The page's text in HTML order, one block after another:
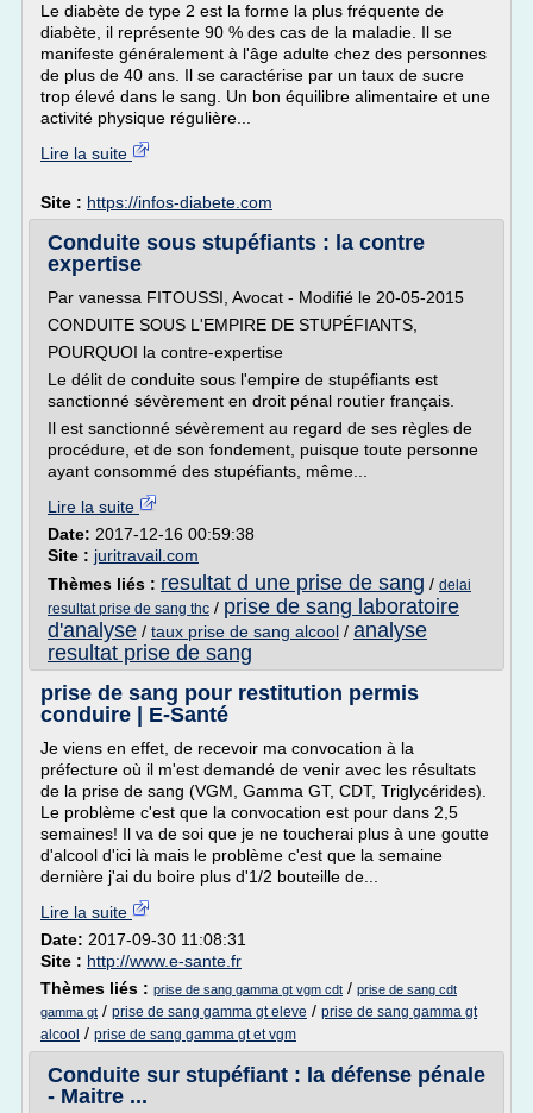
Le diabète de type 2 est la forme la plus fréquente de
diabète, il représente 90 % des cas de la maladie. Il se
manifeste généralement à l'âge adulte chez des personnes
de plus de 40 ans. Il se caractérise par un taux de sucre
trop élevé dans le sang. Un bon équilibre alimentaire et une
activité physique régulière...
Lire la suite
Site : https://infos-diabete.com
Conduite sous stupéfiants : la contre
expertise
Par vanessa FITOUSSI, Avocat - Modifié le 20-05-2015
CONDUITE SOUS L'EMPIRE DE STUPÉFIANTS,
POURQUOI la contre-expertise
Le délit de conduite sous l'empire de stupéfiants est
sanctionné sévèrement en droit pénal routier français.
Il est sanctionné sévèrement au regard de ses règles de
procédure, et de son fondement, puisque toute personne
ayant consommé des stupéfiants, même...
Lire la suite
Date: 2017-12-16 00:59:38
Site : juritravail.com
Thèmes liés : resultat d une prise de sang / delai
resultat prise de sang thc / prise de sang laboratoire
d'analyse / taux prise de sang alcool / analyse
resultat prise de sang
prise de sang pour restitution permis
conduire | E-Santé
Je viens en effet, de recevoir ma convocation à la
préfecture où il m'est demandé de venir avec les résultats
de la prise de sang (VGM, Gamma GT, CDT, Triglycérides).
Le problème c'est que la convocation est pour dans 2,5
semaines! Il va de soi que je ne toucherai plus à une goutte
d'alcool d'ici là mais le problème c'est que la semaine
dernière j'ai du boire plus d'1/2 bouteille de...
Lire la suite
Date: 2017-09-30 11:08:31
Site : http://www.e-sante.fr
Thèmes liés : prise de sang gamma gt vgm cdt / prise de sang cdt
gamma gt / prise de sang gamma gt eleve / prise de sang gamma gt
alcool / prise de sang gamma gt et vgm
Conduite sur stupéfiant : la défense pénale
- Maitre ...